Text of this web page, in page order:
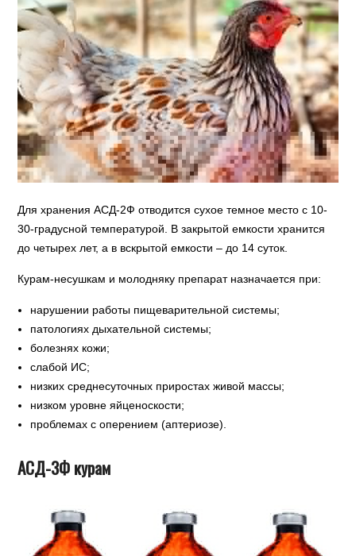
Для хранения АСД-2Ф отводится сухое темное место с 10-
30-градусной температурой. В закрытой емкости хранится
до четырех лет, а в вскрытой емкости – до 14 суток.
Курам-несушкам и молодняку препарат назначается при:
нарушении работы пищеварительной системы;
патологиях дыхательной системы;
болезнях кожи;
слабой ИС;
низких среднесуточных приростах живой массы;
низком уровне яйценоскости;
проблемах с оперением (аптериозе).
АСД-3Ф курам